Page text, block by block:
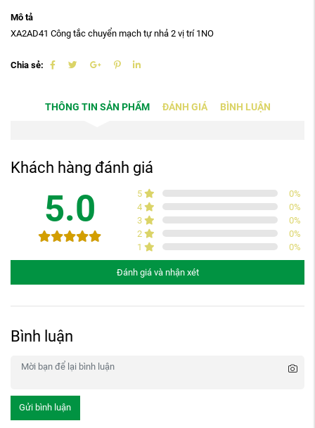
Mô tả
XA2AD41 Công tắc chuyển mạch tự nhả 2 vị trí 1NO
Chia sẻ:
THÔNG TIN SẢN PHẨM ĐÁNH GIÁ BÌNH LUẬN
Khách hàng đánh giá
5.0 5 0%
4
0%
3
0%
2
0%
1
0%
Đánh giá và nhận xét
Bình luận
Gửi bình luận